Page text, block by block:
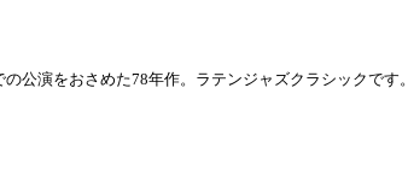
公演をおさめた78年作。ラテンジャズクラシックです。